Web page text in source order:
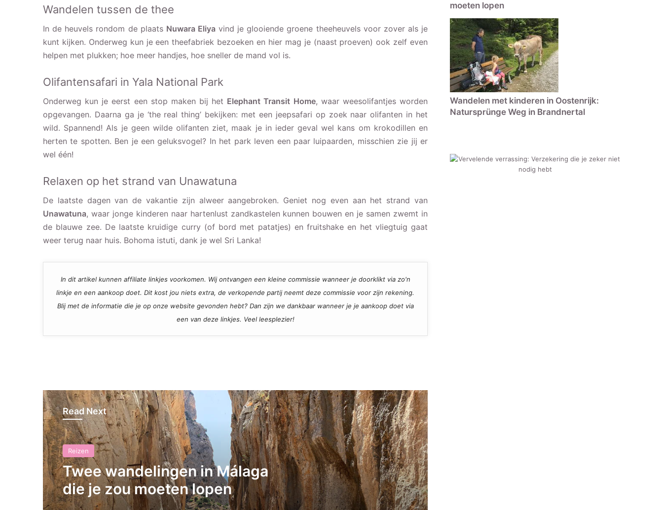
Wandelen tussen de thee
In de heuvels rondom de plaats Nuwara Eliyavind je glooiende groene theeheuvels voor zover als je
kunt kijken. Onderweg kun je een theefabriek bezoeken en hier mag je (naast proeven) ook zelf even
helpen met plukken; hoe meer handjes, hoe sneller de mand vol is.
Olifantensafari in Yala National Park
Onderweg kun je eerst een stop maken bij het Elephant Transit Home, waar weesolifantjes worden
opgevangen. Daarna ga je ‘the real thing’ bekijken: met een jeepsafari op zoek naar olifanten in het
wild. Spannend! Als je geen wilde olifanten ziet, maak je in ieder geval wel kans om krokodillen en
herten te spotten. Ben je een geluksvogel? In het park leven een paar luipaarden, misschien zie jij er
wel één!
Relaxen op het strand van Unawatuna
De laatste dagen van de vakantie zijn alweer aangebroken. Geniet nog even aan het strand van
Unawatuna, waar jonge kinderen naar hartenlust zandkastelen kunnen bouwen en je samen zwemt in
de blauwe zee. De laatste kruidige curry (of bord met patatjes) en fruitshake en het vliegtuig gaat
weer terug naar huis. Bohoma istuti, dank je wel Sri Lanka!
In dit artikel kunnen affiliate linkjes voorkomen. Wij ontvangen een kleine commissie wanneer je doorklikt via zo'n
linkje en een aankoop doet. Dit kost jou niets extra, de verkopende partij neemt deze commissie voor zijn rekening.
Blij met de informatie die je op onze website gevonden hebt? Dan zijn we dankbaar wanneer je je aankoop doet via
een van deze linkjes. Veel leesplezier!
Read Next
Reizen
Twee wandelingen in Málaga
die je zou moeten lopen
Opvouwbare dakkoffer: onze Hapro
softbox ervaring
Lekker slapen in een tent op een
topdekmatras
moeten lopen
Wandelen met kinderen in Oostenrijk:
Natursprünge Weg in Brandnertal